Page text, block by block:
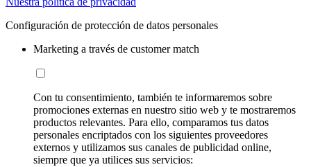
Configuración de protección de datos personales
Marketing a través de customer match
Con tu consentimiento, también te informaremos sobre
promociones externas en nuestro sitio web y te mostraremos
productos relevantes. Para ello, comparamos tus datos
personales encriptados con los siguientes proveedores
externos y utilizamos sus canales de publicidad online,
siempre que ya utilices sus servicios: